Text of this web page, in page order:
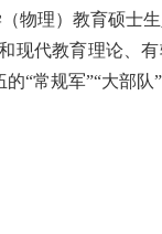
物理）教育硕士
现代教育理论、
“常规军”“大部队